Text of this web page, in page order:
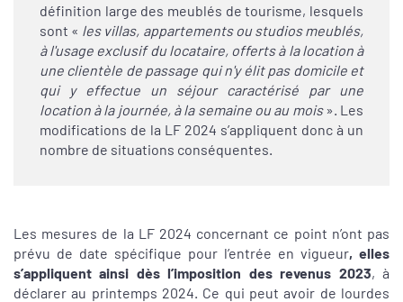
définition large des meublés de tourisme, lesquels
sont « les villas, appartements ou studios meublés,
à l'usage exclusif du locataire, offerts à la location à
une clientèle de passage qui n'y élit pas domicile et
qui y effectue un séjour caractérisé par une
location à la journée, à la semaine ou au mois». Les
modifications de la LF 2024 s’appliquent donc à un
nombre de situations conséquentes.
Les mesures de la LF 2024 concernant ce point n’ont pas
prévu de date spécifique pour l’entrée en vigueur, elles
s’appliquent ainsi dès l’imposition des revenus 2023, à
déclarer au printemps 2024. Ce qui peut avoir de lourdes